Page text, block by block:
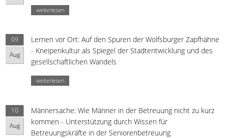
weiterlesen
09
Aug
Lernen vor Ort: Auf den Spuren der Wolfsburger Zapfhähne
- Kneipenkultur als Spiegel der Stadtentwicklung und des
gesellschaftlichen Wandels
weiterlesen
10
Aug
Männersache: Wie Männer in der Betreuung nicht zu kurz
kommen - Unterstützung durch Wissen für
Betreuungskräfte in der Seniorenbetreuung